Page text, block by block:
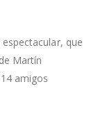
que
Martín
amigos